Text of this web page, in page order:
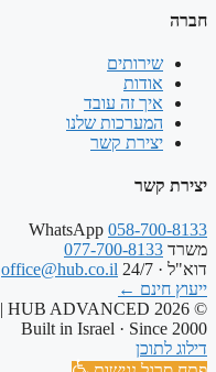
חברה
שירותים
אודות
איך זה עובד
המערכות שלנו
יצירת קשר
יצירת קשר
WhatsApp 058-700-8133
משרד 077-700-8133
דוא"ל · 24/7
office@hub.co.il
ייעוץ חינם ←
© 2026 HUB ADVANCED | האב מערכות. כל הזכויות שמורות.
Built in Israel · Since 2000
דילוג לתוכן